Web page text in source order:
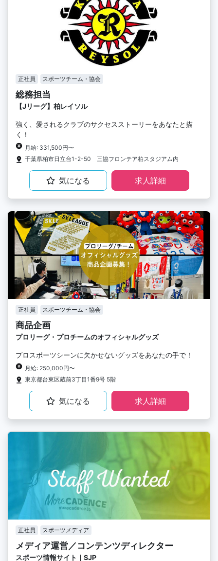
正社員 スポーツチーム・協会
総務担当
【Jリーグ】柏レイソル
強く、愛されるクラブのサクセスストーリーをあなたと描
く！
月給: 331,500円〜
千葉県柏市日立台1-2-50 三協フロンテア柏スタジアム内
気になる 求人詳細
正社員 スポーツチーム・協会
商品企画
プロリーグ・プロチームのオフィシャルグッズ
プロスポーツシーンに欠かせないグッズをあなたの手で！
月給: 250,000円〜
東京都台東区蔵前3丁目1番9号 5階
気になる 求人詳細
正社員 スポーツメディア
メディア運営／コンテンツディレクター
スポーツ情報サイト｜SJP